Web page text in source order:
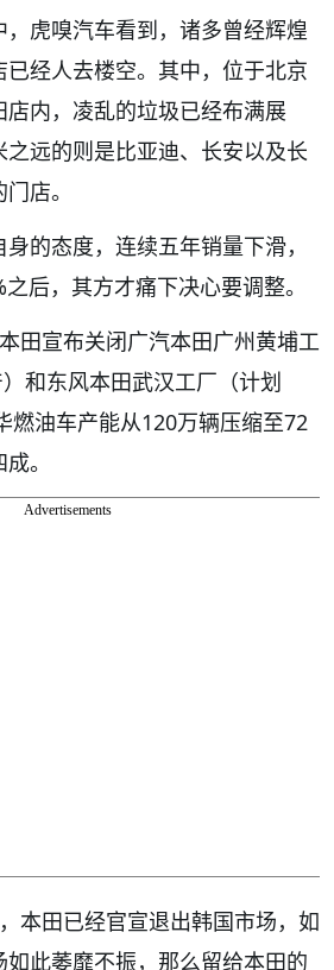
，虎嗅汽车看到，诸多曾经辉煌
经人去楼空。其中，位于北京
内，凌乱的垃圾已经布满展
远的则是比亚迪、长安以及长
店。
的态度，连续五年销量下滑，
后，其方才痛下决心要调整。
田宣布关闭广汽本田广州黄埔工
和东风本田武汉工厂（计划
燃油车产能从120万辆压缩至72
。
Advertisements
本田已经官宣退出韩国市场，如
此萎靡不振，那么留给本田的